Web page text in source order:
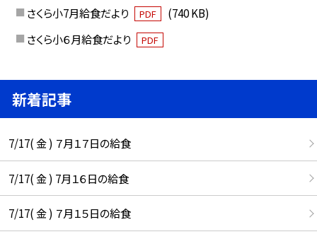
さくら小7月給食だより PDF
(740 KB)
さくら小６月給食だより
PDF
新着記事
7/17( 金 ) ７月１７日の給食
7/17( 金 ) 7月１６日の給食
7/17( 金 ) ７月１５日の給食